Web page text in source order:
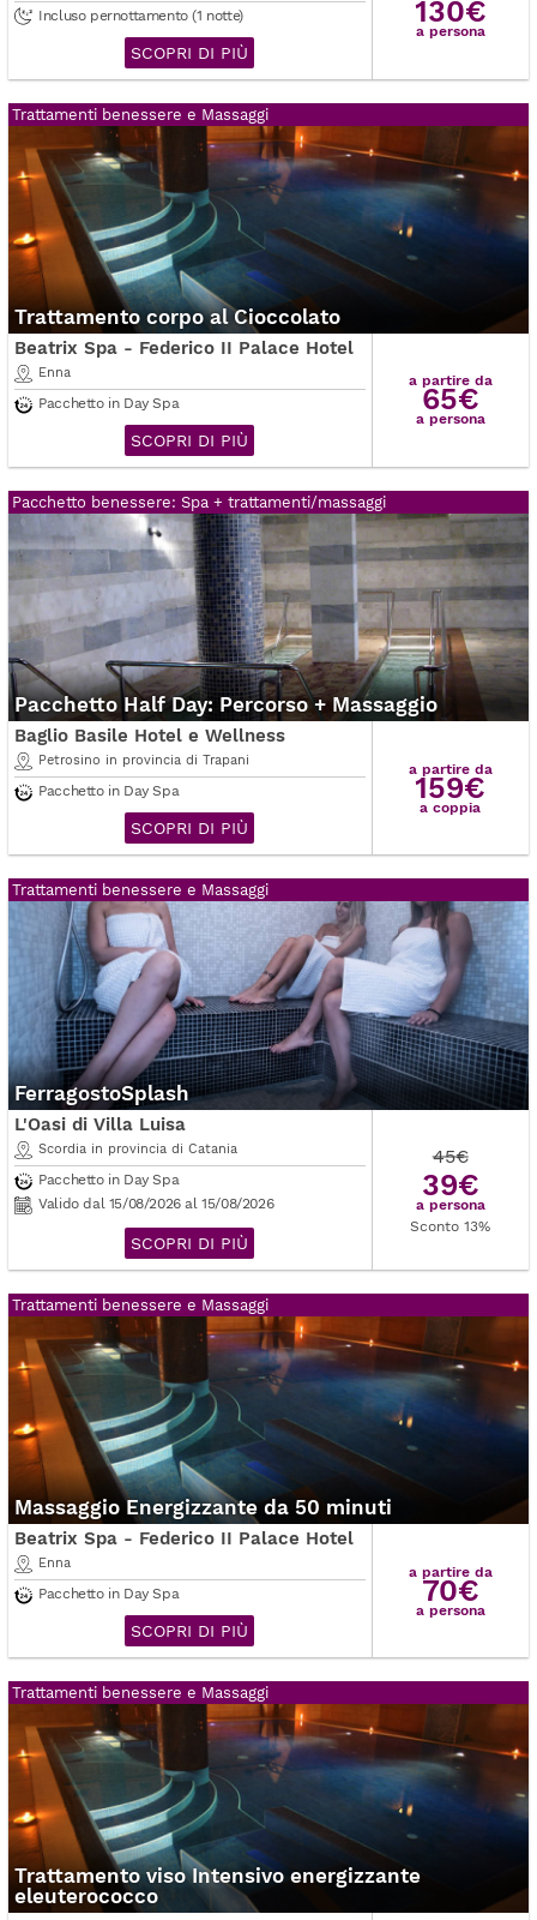
Incluso pernottamento (1 notte)
SCOPRI DI PIÙ
130€
a persona
Trattamenti benessere e Massaggi
Trattamento corpo al Cioccolato
Beatrix Spa - Federico II Palace Hotel
Enna
Pacchetto in Day Spa
SCOPRI DI PIÙ
a partire da
65€
a persona
Pacchetto benessere: Spa + trattamenti/massaggi
Pacchetto Half Day: Percorso + Massaggio
Baglio Basile Hotel e Wellness
Petrosino in provincia di Trapani
Pacchetto in Day Spa
SCOPRI DI PIÙ
a partire da
159€
a coppia
Trattamenti benessere e Massaggi
FerragostoSplash
L'Oasi di Villa Luisa
Scordia in provincia di Catania
Pacchetto in Day Spa
Valido dal 15/08/2026 al 15/08/2026
SCOPRI DI PIÙ
45€
39€
a persona
Sconto 13%
Trattamenti benessere e Massaggi
Massaggio Energizzante da 50 minuti
Beatrix Spa - Federico II Palace Hotel
Enna
Pacchetto in Day Spa
SCOPRI DI PIÙ
a partire da
70€
a persona
Trattamenti benessere e Massaggi
Trattamento viso Intensivo energizzante
eleuterococco